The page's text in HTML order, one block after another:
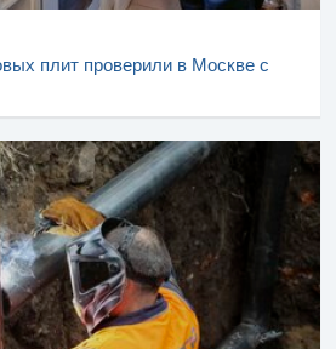
плит проверили в Москве с